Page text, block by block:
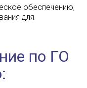
обеспечению,
для
по ГО